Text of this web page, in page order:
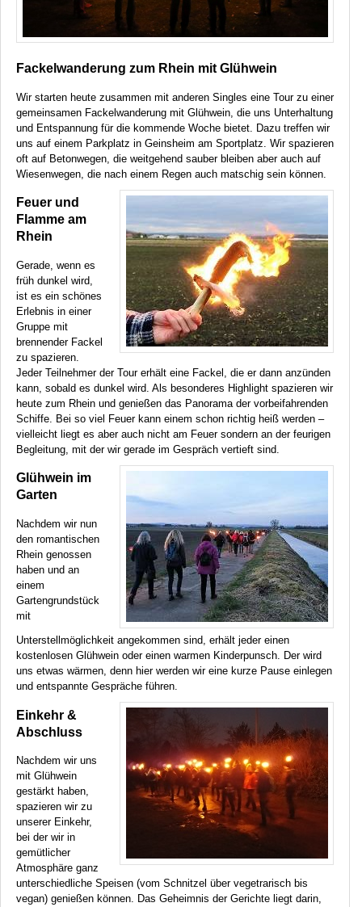
Fackelwanderung zum Rhein mit Glühwein
Wir starten heute zusammen mit anderen Singles eine Tour zu einer
gemeinsamen Fackelwanderung mit Glühwein, die uns Unterhaltung
und Entspannung für die kommende Woche bietet. Dazu treffen wir
uns auf einem Parkplatz in Geinsheim am Sportplatz. Wir spazieren
oft auf Betonwegen, die weitgehend sauber bleiben aber auch auf
Wiesenwegen, die nach einem Regen auch matschig sein können.
Feuer und
Flamme am
Rhein
Gerade, wenn es
früh dunkel wird,
ist es ein schönes
Erlebnis in einer
Gruppe mit
brennender Fackel
zu spazieren.
Jeder Teilnehmer der Tour erhält eine Fackel, die er dann anzünden
kann, sobald es dunkel wird. Als besonderes Highlight spazieren wir
heute zum Rhein und genießen das Panorama der vorbeifahrenden
Schiffe. Bei so viel Feuer kann einem schon richtig heiß werden –
vielleicht liegt es aber auch nicht am Feuer sondern an der feurigen
Begleitung, mit der wir gerade im Gespräch vertieft sind.
Glühwein im
Garten
Nachdem wir nun
den romantischen
Rhein genossen
haben und an
einem
Gartengrundstück
mit
Unterstellmöglichkeit angekommen sind, erhält jeder einen
kostenlosen Glühwein oder einen warmen Kinderpunsch. Der wird
uns etwas wärmen, denn hier werden wir eine kurze Pause einlegen
und entspannte Gespräche führen.
Einkehr &
Abschluss
Nachdem wir uns
mit Glühwein
gestärkt haben,
spazieren wir zu
unserer Einkehr,
bei der wir in
gemütlicher
Atmosphäre ganz
unterschiedliche Speisen (vom Schnitzel über vegetrarisch bis
vegan) genießen können. Das Geheimnis der Gerichte liegt darin,